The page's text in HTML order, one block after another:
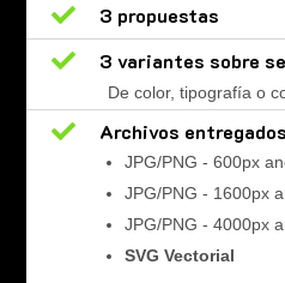

3 propuestas

3 variantes sobre
De color, tipografía o
 Archivos entregados
JPG/PNG - 600px
JPG/PNG - 1600px
JPG/PNG - 4000px
SVG Vectorial